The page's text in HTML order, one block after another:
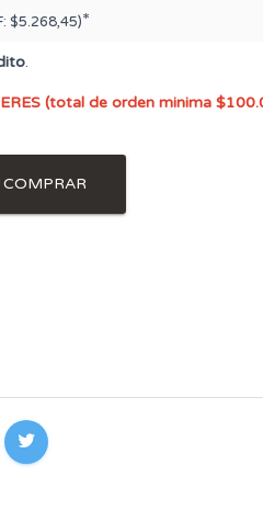
$5.268,45)*
.
(total de orden minima